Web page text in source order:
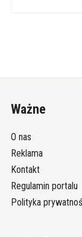
Ważne
O nas
Reklama
Kontakt
Regulamin portalu
Polityka